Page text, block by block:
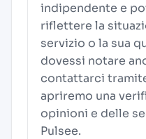
indipendente e
riflettere la
servizio o la sua
dovessi notare
contattarci
apriremo una
opinioni e delle
Pulsee.